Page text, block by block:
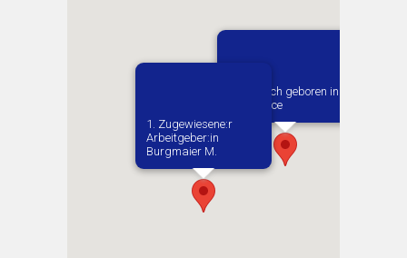
Vermutlich geboren in
Maslowice
1. Zugewiesene:r
Arbeitgeber:in​
Burgmaier M.